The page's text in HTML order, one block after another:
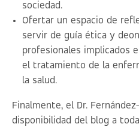
sociedad.
Ofertar un espacio de
servir de guía ética y
profesionales implicados
el tratamiento de la
la salud.
Finalmente, el Dr.
disponibilidad del blog a